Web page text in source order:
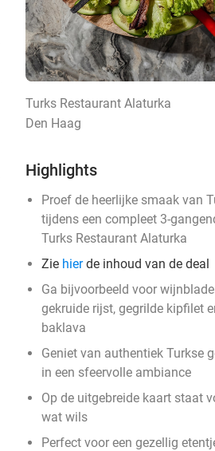
Turks Restaurant Alaturka
Den Haag
Highlights
Proef de heerlijke smaak van
tijdens een compleet 3-
Turks Restaurant Alaturka
Zie hierde inhoud van de deal
Ga bijvoorbeeld voor
gekruide rijst, gegrilde kipfilet
baklava
Geniet van authentiek Turkse
in een sfeervolle ambiance
Op de uitgebreide kaart staat
wat wils
Perfect voor een gezellig